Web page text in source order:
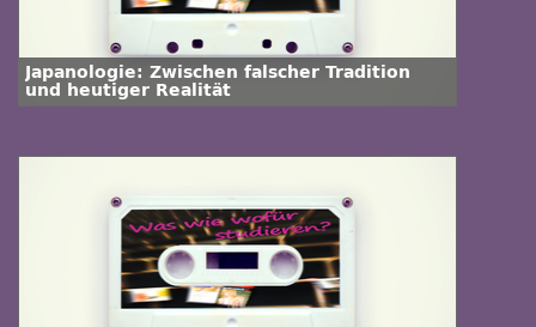
Japanologie: Zwischen falscher Tradition
und heutiger Realität